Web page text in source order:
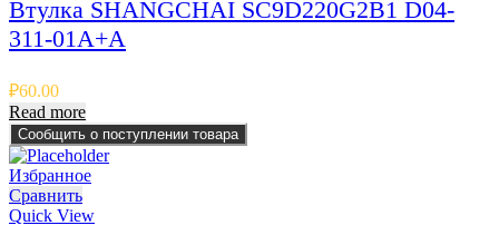
Втулка SHANGCHAI SC9D220G2B1 D04-
311-01A+A
₽60.00
Read more
Сообщить о поступлении товара
Избранное
Сравнить
Quick View